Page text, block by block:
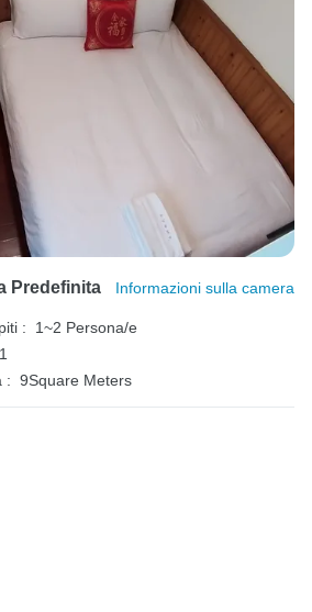
Predefinita Informazioni sulla camera
:
1~2 Persona/e
: 9Square Meters